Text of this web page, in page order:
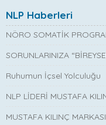
NLP Haberleri
NÖRO SOMATİK
SORUNLARINIZA
Ruhumun İçsel Yolculuğu
NLP LİDERİ MUSTAFA
MUSTAFA KILINÇ